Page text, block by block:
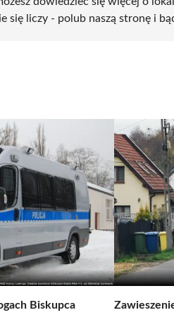
się liczy - polub naszą stronę i
Biskupca